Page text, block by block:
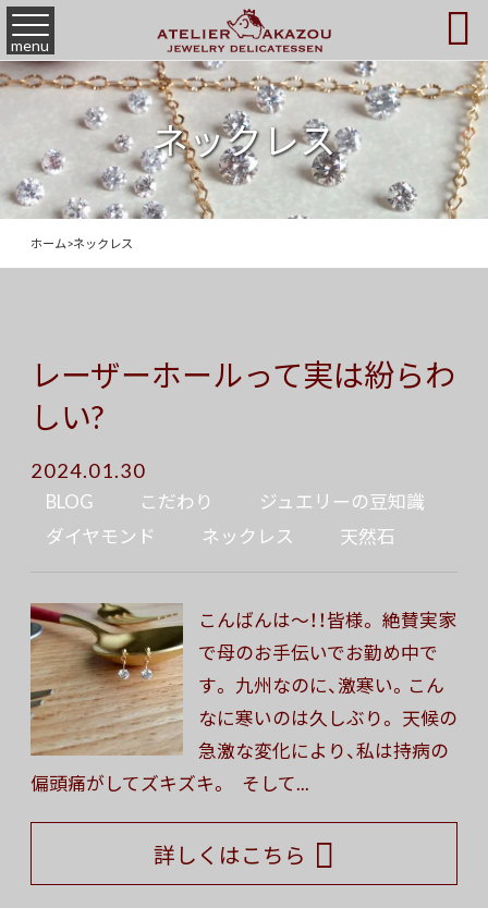
menu 
ネックレス
ホーム>ネックレス
レーザーホールって実は紛らわ
しい?
2024.01.30
BLOG こだわり
ジュエリーの豆知識
ダイヤモンド
ネックレス 天然石
こんばんは〜！！皆様。 絶賛実家
で母のお手伝いでお勤め中で
す。 九州なのに、激寒い。こん
なに寒いのは久しぶり。 天候の
急激な変化により、私は持病の
偏頭痛がしてズキズキ。 そして...
詳しくはこちら